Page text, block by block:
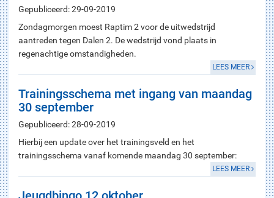
Gepubliceerd: 29-09-2019
Zondagmorgen moest Raptim 2 voor de uitwedstrijd
aantreden tegen Dalen 2. De wedstrijd vond plaats in
regenachtige omstandigheden.
LEES MEER
Trainingsschema met ingang van maandag
30 september
Gepubliceerd: 28-09-2019
Hierbij een update over het trainingsveld en het
trainingsschema vanaf komende maandag 30 september:
LEES MEER